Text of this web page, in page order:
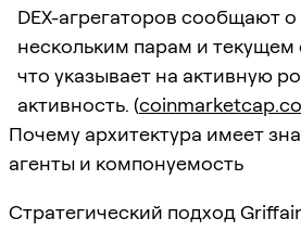
DEX-агрегаторов сообщают
нескольким парам и текущем
что указывает на активную
активность. (
Почему архитектура имеет
агенты и компонуемость
Стратегический подход